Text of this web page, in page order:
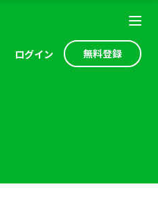
ログイン 無料登録